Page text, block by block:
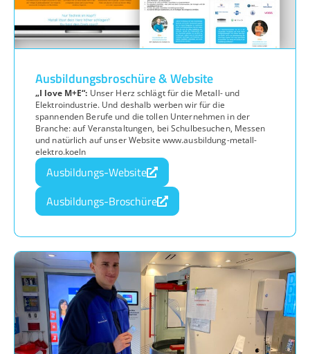
Ausbildungsbroschüre & Website
„I love M+E“: Unser Herz schlägt für die Metall- und
Elektroindustrie. Und deshalb werben wir für die
spannenden Berufe und die tollen Unternehmen in der
Branche: auf Veranstaltungen, bei Schulbesuchen, Messen
und natürlich auf unser Website www.ausbildung-metall-
elektro.koeln
Ausbildungs-Website
Ausbildungs-Broschüre